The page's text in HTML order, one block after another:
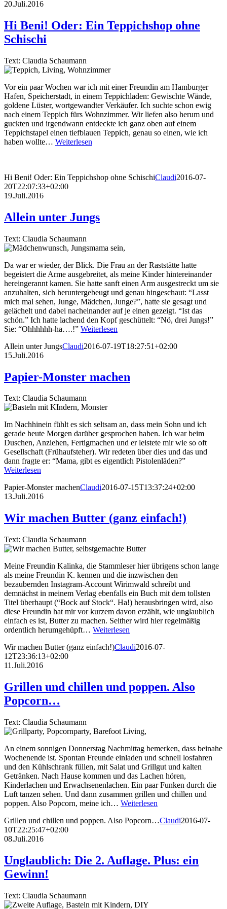
20.Juli.2016
Hi Beni! Oder: Ein Teppichshop ohne
Schischi
Text: Claudia Schaumann
Vor ein paar Wochen war ich mit einer Freundin am Hamburger
Hafen, Speicherstadt, in einem Teppichladen: Gewischte Wände,
goldene Lüster, wortgewandter Verkäufer. Ich suchte schon ewig
nach einem Teppich fürs Wohnzimmer. Wir liefen also herum und
guckten und irgendwann entdeckte ich ganz oben auf einem
Teppichstapel einen tiefblauen Teppich, genau so einen, wie ich
haben wollte… Weiterlesen
Hi Beni! Oder: Ein Teppichshop ohne SchischiClaudi2016-07-
20T22:07:33+02:00
19.Juli.2016
Allein unter Jungs
Text: Claudia Schaumann
Da war er wieder, der Blick. Die Frau an der Raststätte hatte
begeistert die Arme ausgebreitet, als meine Kinder hintereinander
hereingerannt kamen. Sie hatte sanft einen Arm ausgestreckt um sie
anzuhalten, sich heruntergebeugt und genau hingeschaut: “Lasst
mich mal sehen, Junge, Mädchen, Junge?”, hatte sie gesagt und
gelächelt und dabei nacheinander auf je einen gezeigt. “Ist das
schön.” Ich hatte lachend den Kopf geschüttelt: “Nö, drei Jungs!”
Sie: “Ohhhhhh-ha….!” Weiterlesen
Allein unter JungsClaudi2016-07-19T18:27:51+02:00
15.Juli.2016
Papier-Monster machen
Text: Claudia Schaumann
Im Nachhinein fühlt es sich seltsam an, dass mein Sohn und ich
gerade heute Morgen darüber gesprochen haben. Ich war beim
Duschen, Anziehen, Fertigmachen und er leistete mir wie so oft
Gesellschaft (Frühaufsteher). Wir redeten über dies und das und
dann fragte er: “Mama, gibt es eigentlich Pistolenläden?”
Weiterlesen
Papier-Monster machenClaudi2016-07-15T13:37:24+02:00
13.Juli.2016
Wir machen Butter (ganz einfach!)
Text: Claudia Schaumann
Meine Freundin Kalinka, die Stammleser hier übrigens schon lange
als meine Freundin K. kennen und die inzwischen den
bezaubernden Instagram-Account Wirimwald schreibt und
demnächst in meinem Verlag ebenfalls ein Buch mit dem tollsten
Titel überhaupt (“Bock auf Stock“. Ha!) herausbringen wird, also
diese Freundin hat mir vor kurzem davon erzählt, wie unglaublich
einfach es ist, Butter zu machen. Seither wird hier regelmäßig
ordentlich herumgehüpft… Weiterlesen
Wir machen Butter (ganz einfach!)Claudi2016-07-
12T23:36:13+02:00
11.Juli.2016
Grillen und chillen und poppen. Also
Popcorn…
Text: Claudia Schaumann
An einem sonnigen Donnerstag Nachmittag bemerken, dass beinahe
Wochenende ist. Spontan Freunde einladen und schnell losfahren
und den Kühlschrank füllen, mit Salat und Grillgut und kalten
Getränken. Nach Hause kommen und das Lachen hören,
Kinderlachen und Erwachsenenlachen. Ein paar Funken durch die
Luft tanzen sehen. Und dann zusammen grillen und chillen und
poppen. Also Popcorn, meine ich… Weiterlesen
Grillen und chillen und poppen. Also Popcorn…Claudi2016-07-
10T22:25:47+02:00
08.Juli.2016
Unglaublich: Die 2. Auflage. Plus: ein
Gewinn!
Text: Claudia Schaumann